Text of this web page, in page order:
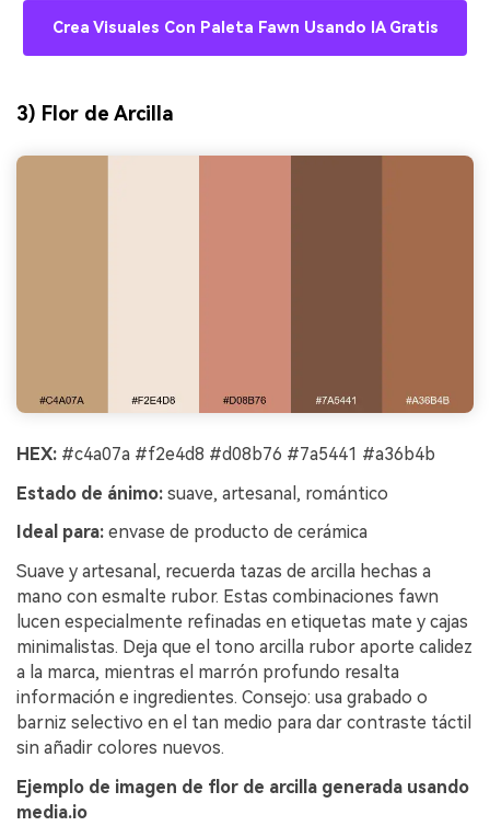
Crea Visuales Con Paleta Fawn Usando IA Gratis
3) Flor de Arcilla
HEX: #c4a07a #f2e4d8 #d08b76 #7a5441 #a36b4b
Estado de ánimo: suave, artesanal, romántico
Ideal para: envase de producto de cerámica
Suave y artesanal, recuerda tazas de arcilla hechas a
mano con esmalte rubor. Estas combinaciones fawn
lucen especialmente refinadas en etiquetas mate y cajas
minimalistas. Deja que el tono arcilla rubor aporte calidez
a la marca, mientras el marrón profundo resalta
información e ingredientes. Consejo: usa grabado o
barniz selectivo en el tan medio para dar contraste táctil
sin añadir colores nuevos.
Ejemplo de imagen de flor de arcilla generada usando
media.io